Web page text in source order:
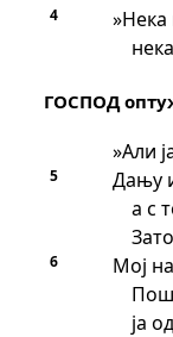
4
»Нека
ГОСПОД
»Али
5
Дању
а с
6
Мој
ја